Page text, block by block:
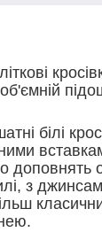
об'ємній
білі
доповнять
з